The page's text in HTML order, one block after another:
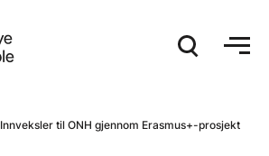
Innveksler til ONH gjennom Erasmus+-prosjekt